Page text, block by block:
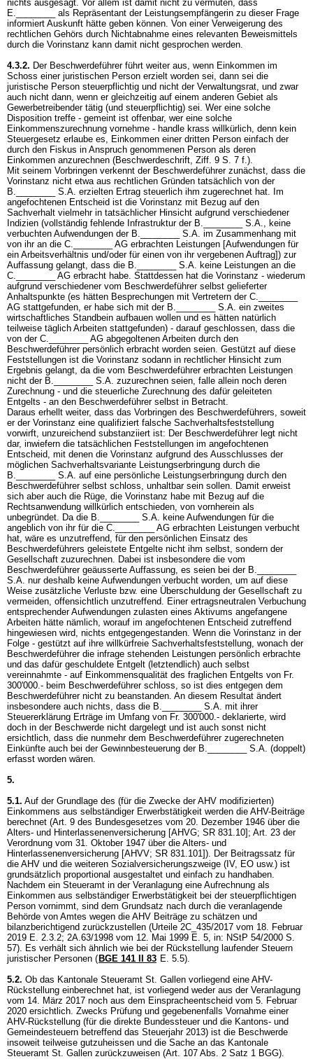
nichts ausgesagt. Vor allem ist damit nicht zu vermuten, dass
E.________ als Repräsentant der Leistungsempfängerin zu dieser Frage
informiert Auskunft hätte geben können. Von einer Verweigerung des
rechtlichen Gehörs durch Nichtabnahme eines relevanten Beweismittels
durch die Vorinstanz kann damit nicht gesprochen werden.
4.3.2. Der Beschwerdeführer führt weiter aus, wenn Einkommen im
Schoss einer juristischen Person erzielt worden sei, dann sei die
juristische Person steuerpflichtig und nicht der Verwaltungsrat, und zwar
auch nicht dann, wenn er gleichzeitig auf einem anderen Gebiet als
Gewerbetreibender tätig (und steuerpflichtig) sei. Wer eine solche
Disposition treffe - gemeint ist offenbar, wer eine solche
Einkommenszurechnung vornehme - handle krass willkürlich, denn kein
Steuergesetz erlaube es, Einkommen einer dritten Person einfach der
durch den Fiskus in Anspruch genommenen Person als deren
Einkommen anzurechnen (Beschwerdeschrift, Ziff. 9 S. 7 f.).
Mit seinem Vorbringen verkennt der Beschwerdeführer zunächst, dass die
Vorinstanz nicht etwa aus rechtlichen Gründen tatsächlich von der
B.________ S.A. erzielten Ertrag steuerlich ihm zugerechnet hat. Im
angefochtenen Entscheid ist die Vorinstanz mit Bezug auf den
Sachverhalt vielmehr in tatsächlicher Hinsicht aufgrund verschiedener
Indizien (vollständig fehlende Infrastruktur der B.________ S.A., keine
verbuchten Aufwendungen der B.________ S.A. im Zusammenhang mit
von ihr an die C.________ AG erbrachten Leistungen [Aufwendungen für
ein Arbeitsverhältnis und/oder für einen von ihr vergebenen Auftrag]) zur
Auffassung gelangt, dass die B.________ S.A. keine Leistungen an die
C.________ AG erbracht habe. Stattdessen hat die Vorinstanz - wiederum
aufgrund verschiedener vom Beschwerdeführer selbst gelieferter
Anhaltspunkte (es hätten Besprechungen mit Vertretern der C.________
AG stattgefunden, er habe sich mit der B.________ S.A. ein zweites
wirtschaftliches Standbein aufbauen wollen und es hätten natürlich
teilweise täglich Arbeiten stattgefunden) - darauf geschlossen, dass die
von der C.________ AG abgegoltenen Arbeiten durch den
Beschwerdeführer persönlich erbracht worden seien. Gestützt auf diese
Feststellungen ist die Vorinstanz sodann in rechtlicher Hinsicht zum
Ergebnis gelangt, da die vom Beschwerdeführer erbrachten Leistungen
nicht der B.________ S.A. zuzurechnen seien, falle allein noch deren
Zurechnung - und die steuerliche Zurechnung des dafür geleiteten
Entgelts - an den Beschwerdeführer selbst in Betracht.
Daraus erhellt weiter, dass das Vorbringen des Beschwerdeführers, soweit
er der Vorinstanz eine qualifiziert falsche Sachverhaltsfeststellung
vorwirft, unzureichend substanziiert ist: Der Beschwerdeführer legt nicht
dar, inwiefern die tatsächlichen Feststellungen im angefochtenen
Entscheid, mit denen die Vorinstanz aufgrund des Ausschlusses der
möglichen Sachverhaltsvariante Leistungserbringung durch die
B.________ S.A. auf eine persönliche Leistungserbringung durch den
Beschwerdeführer selbst schloss, unhaltbar sein sollen. Damit erweist
sich aber auch die Rüge, die Vorinstanz habe mit Bezug auf die
Rechtsanwendung willkürlich entschieden, von vornherein als
unbegründet. Da die B.________ S.A. keine Aufwendungen für die
angeblich von ihr für die C.________ AG erbrachten Leistungen verbucht
hat, wäre es unzutreffend, für den persönlichen Einsatz des
Beschwerdeführers geleistete Entgelte nicht ihm selbst, sondern der
Gesellschaft zuzurechnen. Dabei ist insbesondere die vom
Beschwerdeführer geäusserte Auffassung, es seien bei der B.________
S.A. nur deshalb keine Aufwendungen verbucht worden, um auf diese
Weise zusätzliche Verluste bzw. eine Überschuldung der Gesellschaft zu
vermeiden, offensichtlich unzutreffend. Einer ertragsneutralen Verbuchung
entsprechender Aufwendungen zulasten eines Aktivums angefangene
Arbeiten hätte nämlich, worauf im angefochtenen Entscheid zutreffend
hingewiesen wird, nichts entgegengestanden. Wenn die Vorinstanz in der
Folge - gestützt auf ihre willkürfreie Sachverhaltsfeststellung, wonach der
Beschwerdeführer die infrage stehenden Leistungen persönlich erbrachte
und das dafür geschuldete Entgelt (letztendlich) auch selbst
vereinnahmte - auf Einkommensqualität des fraglichen Entgelts von Fr.
300'000.- beim Beschwerdeführer schloss, so ist dies entgegen dem
Beschwerdeführer nicht zu beanstanden. An diesem Resultat ändert
insbesondere auch nichts, dass die B.________ S.A. mit ihrer
Steuererklärung Erträge im Umfang von Fr. 300'000.- deklarierte, wird
doch in der Beschwerde nicht dargelegt und ist auch sonst nicht
ersichtlich, dass die nunmehr dem Beschwerdeführer zugerechneten
Einkünfte auch bei der Gewinnbesteuerung der B.________ S.A. (doppelt)
erfasst worden wären.
5.
5.1. Auf der Grundlage des (für die Zwecke der AHV modifizierten)
Einkommens aus selbständiger Erwerbstätigkeit werden die AHV-Beiträge
berechnet (Art. 9 des Bundesgesetzes vom 20. Dezember 1946 über die
Alters- und Hinterlassenenversicherung [AHVG; SR 831.10]; Art. 23 der
Verordnung vom 31. Oktober 1947 über die Alters- und
Hinterlassenenversicherung [AHVV; SR 831.101]). Der Beitragssatz für
die AHV und die weiteren Sozialversicherungszweige (IV, EO usw.) ist
grundsätzlich proportional ausgestaltet und einfach zu handhaben.
Nachdem ein Steueramt in der Veranlagung eine Aufrechnung als
Einkommen aus selbständiger Erwerbstätigkeit bei der steuerpflichtigen
Person vornimmt, sind dem Grundsatz nach durch die veranlagende
Behörde von Amtes wegen die AHV Beiträge zu schätzen und
bilanzberichtigend zurückzustellen (Urteile 2C_435/2017 vom 18. Februar
2019 E. 2.3.2; 2A.63/1998 vom 12. Mai 1999 E. 5, in: NStP 54/2000 S.
57). Es verhält sich ähnlich wie bei der Rückstellung laufender Steuern
juristischer Personen ( BGE 141 II 83 E. 5.5).
5.2. Ob das Kantonale Steueramt St. Gallen vorliegend eine AHV-
Rückstellung einberechnet hat, ist vorliegend weder aus der Veranlagung
vom 14. März 2017 noch aus dem Einspracheentscheid vom 5. Februar
2020 ersichtlich. Zwecks Prüfung und gegebenenfalls Vornahme einer
AHV-Rückstellung (für die direkte Bundessteuer und die Kantons- und
Gemeindesteuern betreffend das Steuerjahr 2013) ist die Beschwerde
insoweit teilweise gutzuheissen und die Sache an das Kantonale
Steueramt St. Gallen zurückzuweisen (Art. 107 Abs. 2 Satz 1 BGG).